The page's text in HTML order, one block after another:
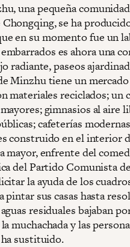
una pequeña
se ha
en su momento fue un
es ahora una
radiante, paseos
Minzhu tiene un
materiales reciclados;
gimnasios al aire
cafeterías
construido en el interior
mayor, enfrente del
del Partido Comunista
la ayuda de los
pintar sus casas hasta
residuales bajaban
muchachada y las
sustituido.